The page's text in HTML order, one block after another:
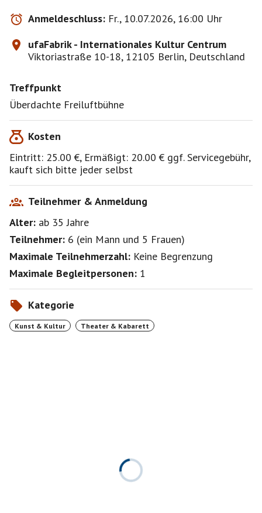
Doch. Fil, der rauhe Schlaue, der Bottleflipper ohne
Tripper, hat einen verblüffend komplizierten Trost
parat, den wir natürlich nicht in diesem Pressetext
verraten. Da kommt mal schön in die Show, Kanaillien,
macht mal feini feini Zahlenannahme und Söhne an
haben wir den Trost doch ausgeplaudert. Aber es gibt
auch ganz tolle Lieder ).
eine Zumutung". Fils Show ist eine Offenbarung.
überzeugt ihr euch am besten selbst.
https://www.filberlin.de/
Zivildienst- und FSJ-Leistende, Schwerbehinderte,
Sozialhilfeempfänger, Arbeitslose, Rentner und
Berlinpass Besitzer.
Ermäßigungsnachweis muss bitte an der Kasse
vorgezeigt werden!
https://ufafabrik.reservix.de/tickets-fil-endlich-wieder-
jung-in-berlin-ueberdachte-freiluftbuehne-am-10-7-
2026/e2517107
Anmeldeschluss: Fr., 10.07.2026, 16:00 Uhr
ufaFabrik - Internationales Kultur Centrum
Viktoriastraße 10-18, 12105 Berlin, Deutschland
Treffpunkt
Überdachte Freiluftbühne
Kosten
Eintritt: 25.00 €, Ermäßigt: 20.00 € ggf. Servicegebühr,
kauft sich bitte jeder selbst
Teilnehmer & Anmeldung
Alter: ab 35Jahre
Teilnehmer: 6 (ein Mann und 5 Frauen)
Maximale Teilnehmerzahl: Keine Begrenzung
Maximale Begleitpersonen: 1
Kategorie
Kunst & Kultur Theater & Kabarett